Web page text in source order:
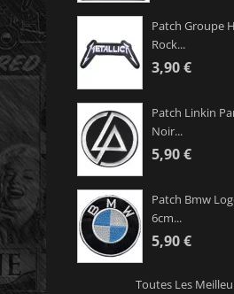
Patch Groupe
Rock...
3,90 €
Patch Linkin
Noir...
5,90 €
Patch Bmw
6cm...
5,90 €
Toutes Les